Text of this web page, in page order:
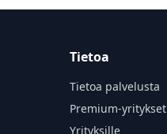
Tietoa
Tietoa palvelusta
Premium-yritykset
Yrityksille